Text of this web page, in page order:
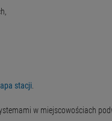
stacji.
w miejscowościach